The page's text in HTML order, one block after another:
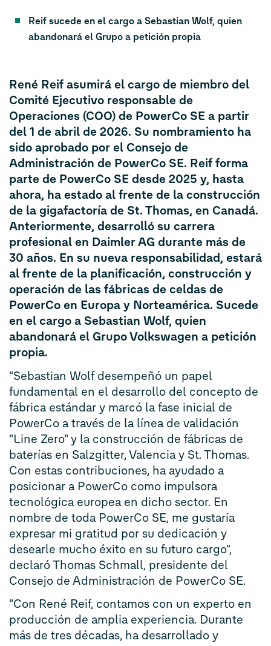
Reif sucede en el cargo a Sebastian Wolf, quien
abandonará el Grupo a petición propia
René Reif asumirá el cargo de miembro del
Comité Ejecutivo responsable de
Operaciones (COO) de PowerCo SE a partir
del 1 de abril de 2026. Su nombramiento ha
sido aprobado por el Consejo de
Administración de PowerCo SE. Reif forma
parte de PowerCo SE desde 2025 y, hasta
ahora, ha estado al frente de la construcción
de la gigafactoría de St. Thomas, en Canadá.
Anteriormente, desarrolló su carrera
profesional en Daimler AG durante más de
30 años. En su nueva responsabilidad, estará
al frente de la planificación, construcción y
operación de las fábricas de celdas de
PowerCo en Europa y Norteamérica. Sucede
en el cargo a Sebastian Wolf, quien
abandonará el Grupo Volkswagen a petición
propia.
"Sebastian Wolf desempeñó un papel
fundamental en el desarrollo del concepto de
fábrica estándar y marcó la fase inicial de
PowerCo a través de la línea de validación
"Line Zero" y la construcción de fábricas de
baterías en Salzgitter, Valencia y St. Thomas.
Con estas contribuciones, ha ayudado a
posicionar a PowerCo como impulsora
tecnológica europea en dicho sector. En
nombre de toda PowerCo SE, me gustaría
expresar mi gratitud por su dedicación y
desearle mucho éxito en su futuro cargo",
declaró Thomas Schmall, presidente del
Consejo de Administración de PowerCo SE.
"Con René Reif, contamos con un experto en
producción de amplia experiencia. Durante
más de tres décadas, ha desarrollado y